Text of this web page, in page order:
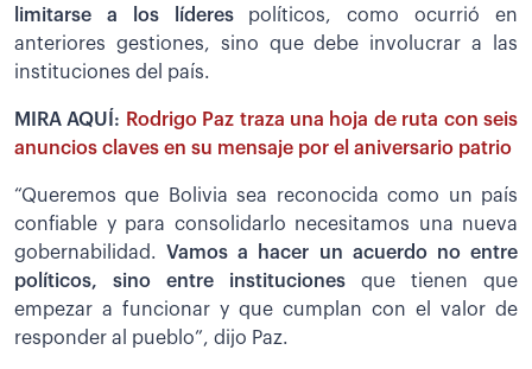
limitarse a los líderespolíticos, como ocurrió en
anteriores gestiones, sino que debe involucrar a las
instituciones del país.
MIRA AQUÍ: Rodrigo Paz traza una hoja de ruta con seis
anuncios claves en su mensaje por el aniversario patrio
“Queremos que Bolivia sea reconocida como un país
confiable y para consolidarlo necesitamos una nueva
gobernabilidad.
Vamos a hacer un acuerdo no entre
políticos, sino entre instituciones que tienen que
empezar a funcionar y que cumplan con el valor de
responder al pueblo”, dijo Paz.